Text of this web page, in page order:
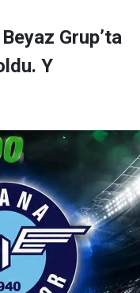
Grup’ta
Y